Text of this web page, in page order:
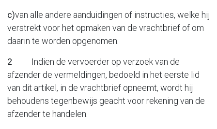
c)van alle andere aanduidingen of instructies, welke hij
verstrekt voor het opmaken van de vrachtbrief of om
daarin te worden opgenomen.
2
Indien de vervoerder op verzoek van de
afzender de vermeldingen, bedoeld in het eerste lid
van dit artikel, in de vrachtbrief opneemt, wordt hij
behoudens tegenbewijs geacht voor rekening van de
afzender te handelen.